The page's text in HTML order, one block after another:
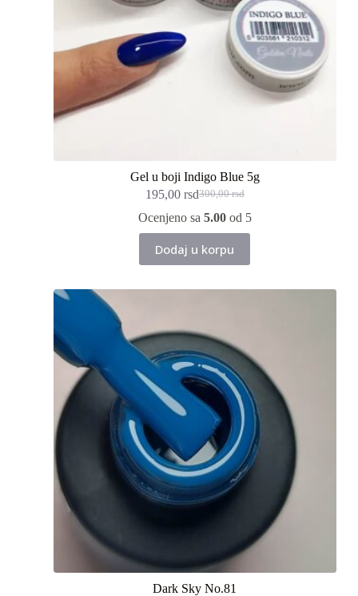
Gel u boji Indigo Blue 5g
300,00rsd
Originalna
cena
bila:
300,00 rsd.
195,00 rsdTrenutna
cena
195,00 rsd.
Ocenjeno sa 5.00od 5
Dodaj u korpu
Dark Sky No.81